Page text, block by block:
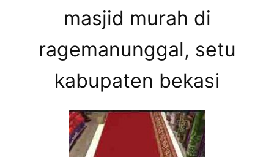
masjid murah di
ragemanunggal, setu
kabupaten bekasi